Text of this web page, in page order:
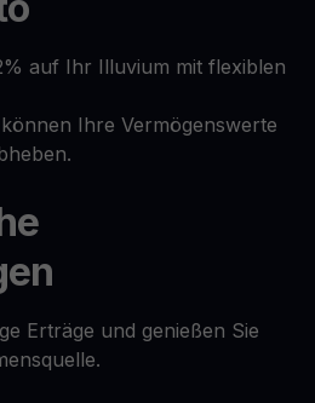
auf Ihr Illuvium mit flexiblen
Ihre Vermögenswerte
Erträge und genießen Sie